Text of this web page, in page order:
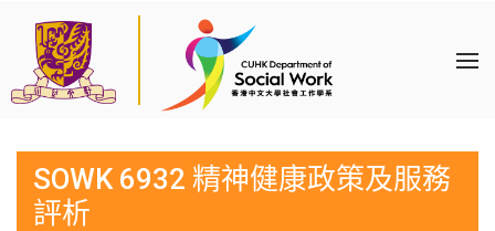
SOWK 6932 精神健康政策及服務
評析